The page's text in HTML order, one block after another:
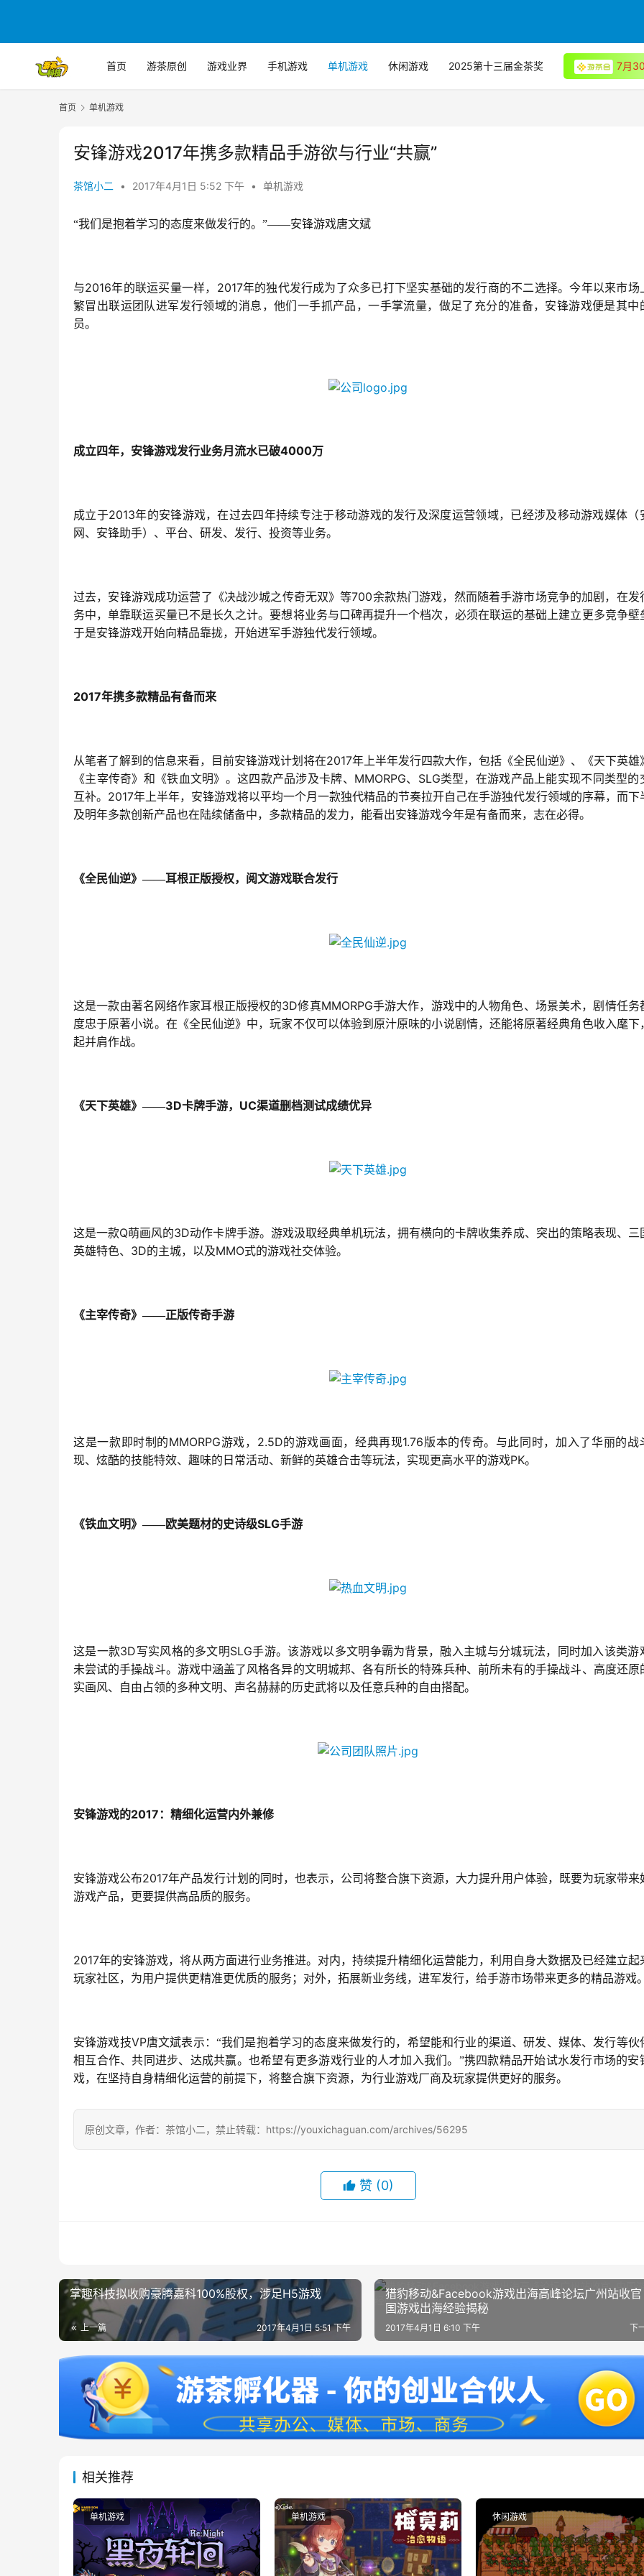
首页 游茶原创 游戏业界 手机游戏 单机游戏 休闲游戏 2025第十三届金茶奖 7月
首页 单机游戏
安锋游戏2017年携多款精品手游欲与行业“共赢”
茶馆小二 • 2017年4月1日 5:52 下午 • 单机游戏
“我们是抱着学习的态度来做发行的。”——安锋游戏唐文斌
与2016年的联运买量一样， 2017年的独代发行成为了众多已打下坚实基础的发行商的不二选择。今年以来市场
繁冒出联运团队进军发行领域的消息，他们一手抓产品，一手掌流量，做足了充分的准备，安锋游戏便是其中
员。
成立四年，安锋游戏发行业务月流水已破4000万
成立于2013年的安锋游戏，在过去四年持续专注于移动游戏的发行及深度运营领域，已经涉及移动游戏媒体（
网、安锋助手）、平台、研发、发行、投资等业务。
过去，安锋游戏成功运营了《决战沙城之传奇无双》等700余款热门游戏，然而随着手游市场竞争的加剧，在发
务中，单靠联运买量已不是长久之计。要想将业务与口碑再提升一个档次，必须在联运的基础上建立更多竞争壁
于是安锋游戏开始向精品靠拢，开始进军手游独代发行领域。
2017年携多款精品有备而来
从笔者了解到的信息来看，目前安锋游戏计划将在2017年上半年发行四款大作，包括《全民仙逆》、《天下英雄
《主宰传奇》和《铁血文明》。这四款产品涉及卡牌、 MMORPG、 SLG类型，在游戏产品上能实现不同类型的
互补。 2017年上半年，安锋游戏将以平均一个月一款独代精品的节奏拉开自己在手游独代发行领域的序幕，而下
及明年多款创新产品也在陆续储备中，多款精品的发力，能看出安锋游戏今年是有备而来，志在必得。
《全民仙逆》——耳根正版授权，阅文游戏联合发行
这是一款由著名网络作家耳根正版授权的3D修真MMORPG手游大作，游戏中的人物角色、场景美术，剧情任务
度忠于原著小说。在《全民仙逆》中，玩家不仅可以体验到原汁原味的小说剧情，还能将原著经典角色收入麾下
起并肩作战。
《天下英雄》——3D卡牌手游， UC渠道删档测试成绩优异
这是一款Q萌画风的3D动作卡牌手游。游戏汲取经典单机玩法，拥有横向的卡牌收集养成、突出的策略表现、三
英雄特色、 3D的主城，以及MMO式的游戏社交体验。
《主宰传奇》——正版传奇手游
这是一款即时制的MMORPG游戏， 2.5D的游戏画面，经典再现1.76版本的传奇。与此同时，加入了华丽的战
现、炫酷的技能特效、趣味的日常活动、新鲜的英雄合击等玩法，实现更高水平的游戏PK。
《铁血文明》——欧美题材的史诗级SLG手游
这是一款3D写实风格的多文明SLG手游。该游戏以多文明争霸为背景，融入主城与分城玩法，同时加入该类游
未尝试的手操战斗。游戏中涵盖了风格各异的文明城邦、各有所长的特殊兵种、前所未有的手操战斗、高度还原
实画风、自由占领的多种文明、声名赫赫的历史武将以及任意兵种的自由搭配。
安锋游戏的2017：精细化运营内外兼修
安锋游戏公布2017年产品发行计划的同时，也表示，公司将整合旗下资源，大力提升用户体验，既要为玩家带来
游戏产品，更要提供高品质的服务。
2017年的安锋游戏，将从两方面进行业务推进。对内，持续提升精细化运营能力，利用自身大数据及已经建立起
玩家社区，为用户提供更精准更优质的服务；对外，拓展新业务线，进军发行，给手游市场带来更多的精品游戏
安锋游戏技VP唐文斌表示：“我们是抱着学习的态度来做发行的，希望能和行业的渠道、研发、媒体、发行等伙
相互合作、共同进步、达成共赢。也希望有更多游戏行业的人才加入我们。”携四款精品开始试水发行市场的安
戏，在坚持自身精细化运营的前提下，将整合旗下资源，为行业游戏厂商及玩家提供更好的服务。
原创文章，作者：茶馆小二，禁止转载：https://youxichaguan.com/archives/56295
赞 (0)
掌趣科技拟收购豪腾嘉科100%股权，涉足H5游戏
上一篇 2017年4月1日 5:51 下午
猎豹移动&Facebook游戏出海高峰论坛广州站收
国游戏出海经验揭秘
下
2017年4月1日 6:10 下午
相关推荐
单机游戏 单机游戏 休闲游戏